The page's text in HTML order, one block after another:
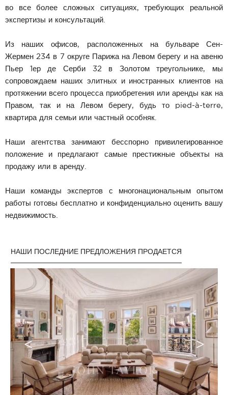
во все более сложных ситуациях, требующих реальной
экспертизы и консультаций.
Из наших офисов, расположенных на бульваре Сен-
Жермен 234 в 7 округе Парижа на Левом берегу и на авеню
Пьер 1ер де Серби 32 в Золотом треугольнике, мы
сопровождаем наших элитных и иностранных клиентов на
протяжении всего процесса приобретения или аренды как на
Правом, так и на Левом берегу, будь то pied-à-terre,
квартира для семьи или частный особняк.
Наши агентства занимают бесспорно привилегированное
положение и предлагают самые престижные объекты на
продажу или в аренду.
Наши команды экспертов с многонациональным опытом
работы готовы бесплатно и конфиденциально оценить вашу
недвижимость.
НАШИ ПОСЛЕДНИЕ ПРЕДЛОЖЕНИЯ ПРОДАЕТСЯ